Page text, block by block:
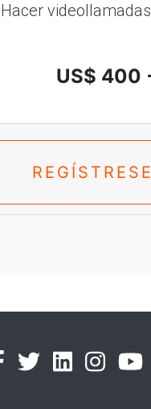
Hacer videollamadas
US$ 400